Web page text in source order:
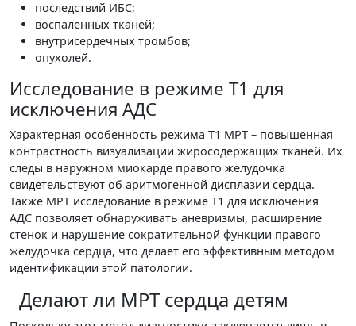
последствий ИБС;
воспаленных тканей;
внутрисердечных тромбов;
опухолей.
Исследование в режиме Т1 для
исключения АДС
Характерная особенность режима Т1 МРТ – повышенная
контрастность визуализации жиросодержащих тканей. Их
следы в наружном миокарде правого желудочка
свидетельствуют об аритмогенной дисплазии сердца.
Также МРТ исследование в режиме Т1 для исключения
АДС позволяет обнаруживать аневризмы, расширение
стенок и нарушение сократительной функции правого
желудочка сердца, что делает его эффективным методом
идентификации этой патологии.
Делают ли МРТ сердца детям